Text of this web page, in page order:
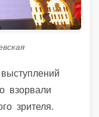
выступлений
взорвали
зрителя.